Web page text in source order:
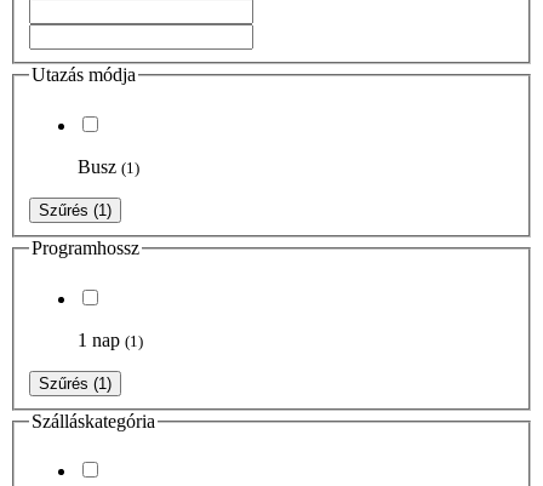
Utazás módja
Busz (1)
Szűrés (1)
Programhossz
1 nap (1)
Szűrés (1)
Szálláskategória